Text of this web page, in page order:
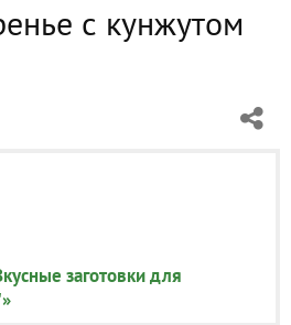
с кунжутом
заготовки для